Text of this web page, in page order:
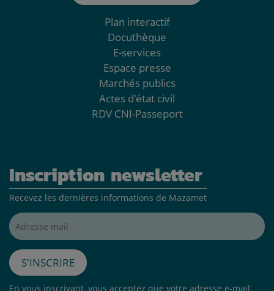
Plan interactif
Docuthèque
E-services
Espace presse
Marchés publics
Actes d'état civil
RDV CNI-Passeport
Inscription newsletter
Recevez les dernières informations de Mazamet
Adresse mail*
S'inscrire
En vous inscrivant, vous acceptez que votre adresse e-mail